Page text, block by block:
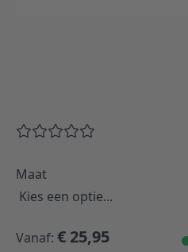
Maat
Vanaf: € 25,95